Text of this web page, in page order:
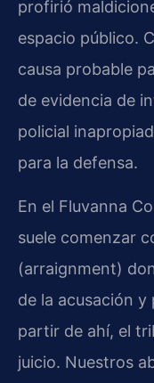
profirió
espacio público.
causa probable
de evidencia de
policial
para la defensa.
En el Fluvanna
suele comenzar
(arraignment)
de la acusación y
partir de ahí, el
juicio. Nuestros